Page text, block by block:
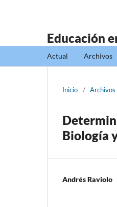
Educación
Actual Archivos
Inicio / Archivos
Biología
Andrés Raviolo